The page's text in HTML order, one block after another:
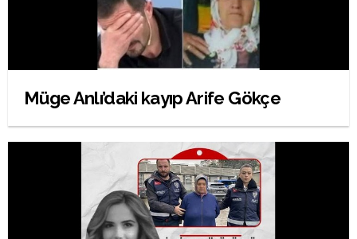
Müge Anlı’daki kayıp Arife Gökçe